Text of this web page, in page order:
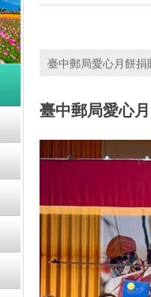
臺中郵局愛心月餅
臺中郵局愛心